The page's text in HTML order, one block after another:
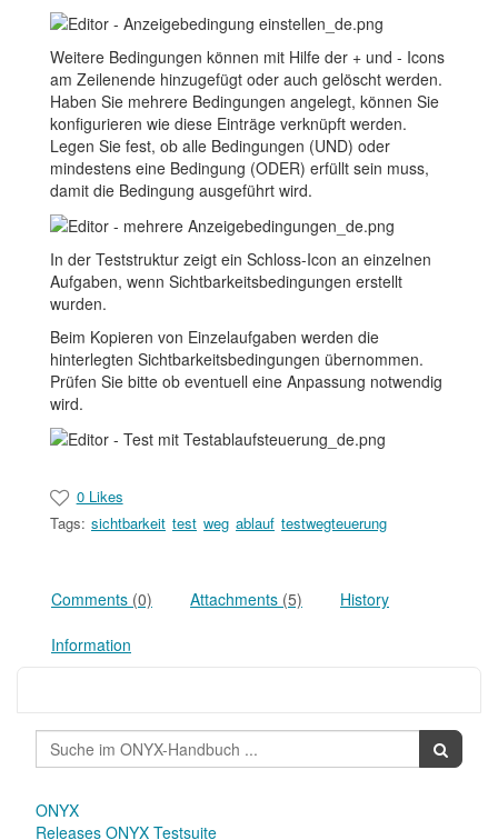
Weitere Bedingungen können mit Hilfe der + und - Icons
am Zeilenende hinzugefügt oder auch gelöscht werden.
Haben Sie mehrere Bedingungen angelegt, können Sie
konfigurieren wie diese Einträge verknüpft werden.
Legen Sie fest, ob alle Bedingungen (UND) oder
mindestens eine Bedingung (ODER) erfüllt sein muss,
damit die Bedingung ausgeführt wird.
In der Teststruktur zeigt ein Schloss-Icon an einzelnen
Aufgaben, wenn Sichtbarkeitsbedingungen erstellt
wurden.
Beim Kopieren von Einzelaufgaben werden die
hinterlegten Sichtbarkeitsbedingungen übernommen.
Prüfen Sie bitte ob eventuell eine Anpassung notwendig
wird.
0 Likes
Tags: sichtbarkeit test weg ablauf testwegteuerung
Comments (0) Attachments (5) History
Information
ONYX
Releases ONYX Testsuite